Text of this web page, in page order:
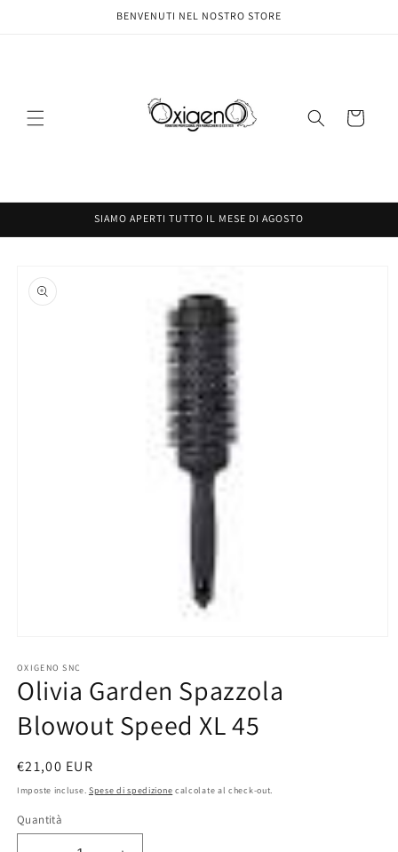
BENVENUTI NEL NOSTRO STORE
Carrello
SIAMO APERTI TUTTO IL MESE DI AGOSTO
informazioni
sul prodotto
multimediali
1
in
modale
OXIGENO SNC
Olivia Garden Spazzola
Blowout Speed XL 45
Prezzo
di
€21,00 EUR
Imposte incluse. Spese di spedizione calcolate al check-out.
Quantità